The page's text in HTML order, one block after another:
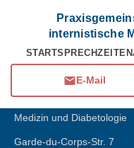
internistische
STARTSPRECHZEITEN
E-Mail
KONTAKT
Praxisgemeinschaft
Medizin und Diabetologie
Garde-du-Corps-Str. 7